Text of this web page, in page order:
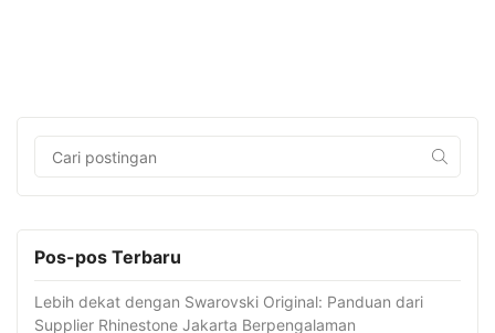
Pos-pos Terbaru
Lebih dekat dengan Swarovski Original: Panduan dari
Supplier Rhinestone Jakarta Berpengalaman